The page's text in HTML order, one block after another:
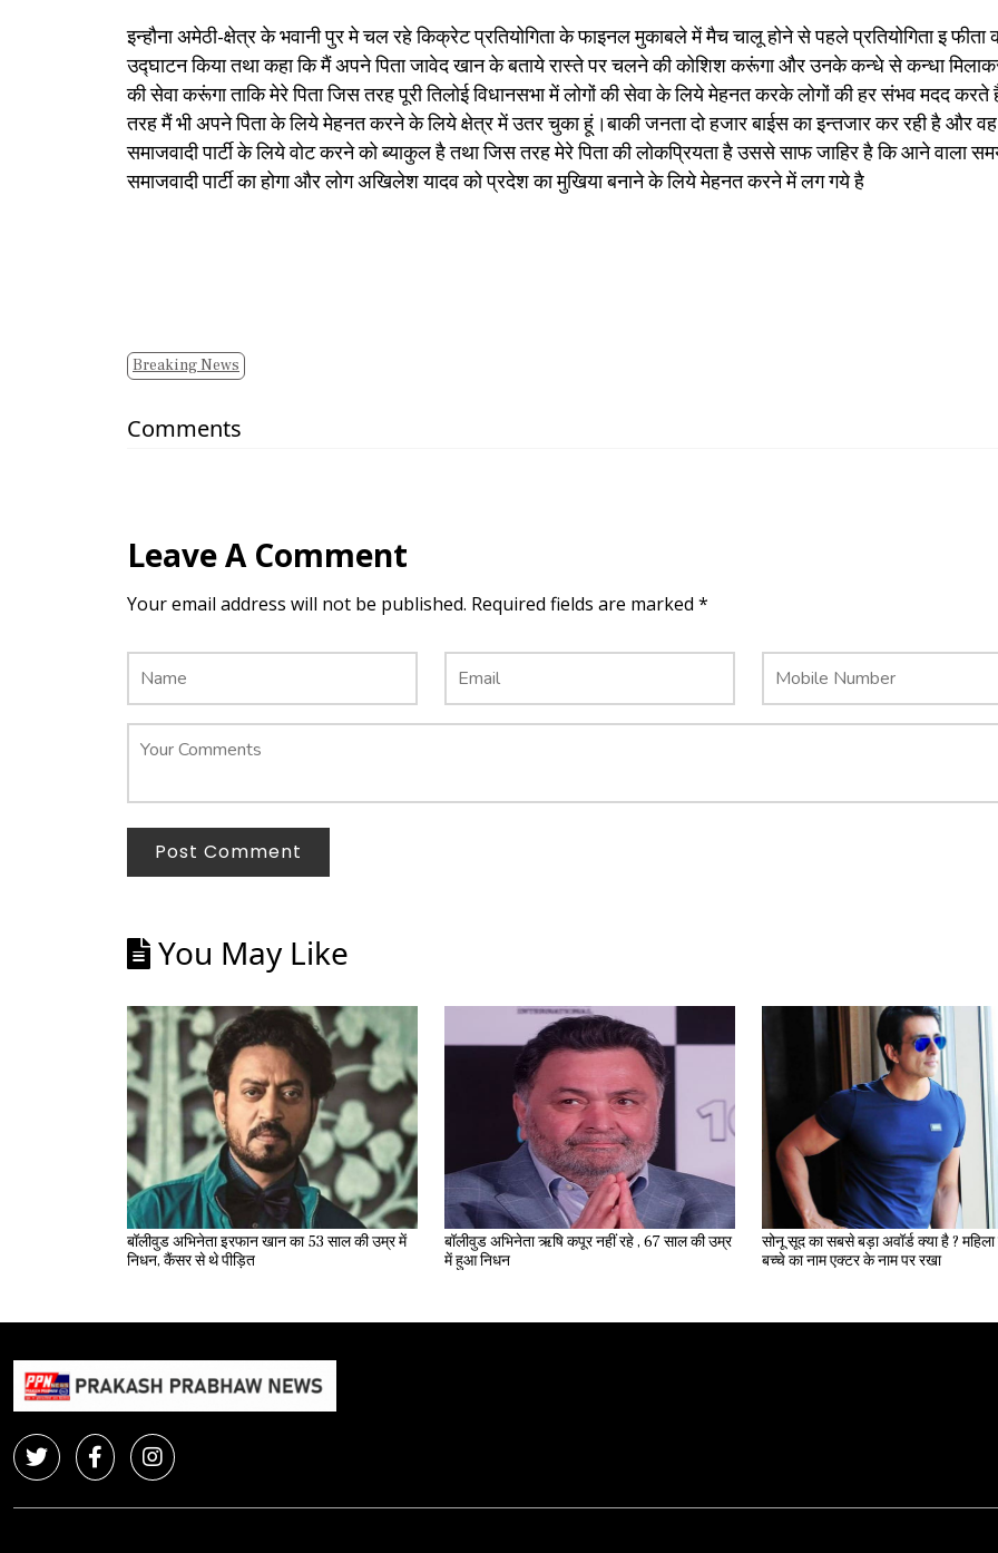
इन्हौना अमेठी-क्षेत्र के भवानी पुर मे चल रहे किक्रेट प्रतियोगिता के फाइनल मुकाबले में मैच चालू होने से पहले प्रतियोगिता इ फीता
उद्घाटन किया तथा कहा कि मैं अपने पिता जावेद खान के बताये रास्ते पर चलने की कोशिश करूंगा और उनके कन्धे से कन्धा
की सेवा करूंगा ताकि मेरे पिता जिस तरह पूरी तिलोई विधानसभा में लोगों की सेवा के लिये मेहनत करके लोगों की हर संभव मदद करते
तरह मैं भी अपने पिता के लिये मेहनत करने के लिये क्षेत्र में उतर चुका हूं।बाकी जनता दो हजार बाईस का इन्तजार कर रही है और वह
समाजवादी पार्टी के लिये वोट करने को ब्याकुल है तथा जिस तरह मेरे पिता की लोकप्रियता है उससे साफ जाहिर है कि आने वाला
समाजवादी पार्टी का होगा और लोग अखिलेश यादव को प्रदेश का मुखिया बनाने के लिये मेहनत करने में लग गये है
Breaking News
Comments
Leave A Comment
Your email address will not be published. Required fields are marked *
Post Comment
You May Like
बॉलीवुड अभिनेता इरफान खान का 53 साल की उम्र में
निधन, कैंसर से थे पीड़ित
बॉलीवुड अभिनेता ऋषि कपूर नहीं रहे , 67 साल की उम्र
में हुआ निधन
सोनू सूद का सबसे बड़ा अवॉर्ड क्या है ? महिला ने अपने
बच्चे का नाम एक्टर के नाम पर रखा